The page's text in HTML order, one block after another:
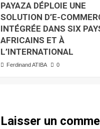
PAYAZA DÉPLOIE UNE
SOLUTION D’E-
INTÉGRÉE DANS SIX
AFRICAINS ET À
L’INTERNATIONAL
Ferdinand ATIBA 0
Laisser un